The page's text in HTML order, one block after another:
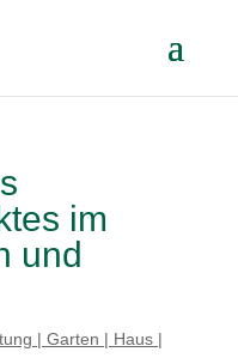
im
und
| Garten | Haus |